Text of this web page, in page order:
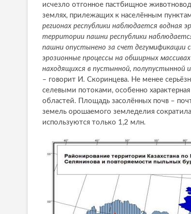
исчезло отгонное пастбищное
землях, прилежащих к населённым
регионах республики наблюдается водная
территории пашни республики
пашни опустынено за счет дегумификации
эрозионные процессы на обширных
находящихся в пустынной, полупустынной
– говорит И. Скоринцева. Не менее
селевыми потоками, особенно
областей. Площадь засолённых почв –
земель орошаемого земледелия
используются только 1,2 млн.